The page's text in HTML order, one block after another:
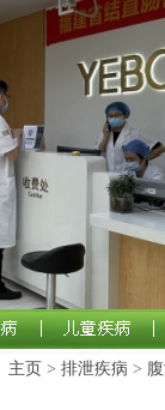
主页 > 排泄疾病 >